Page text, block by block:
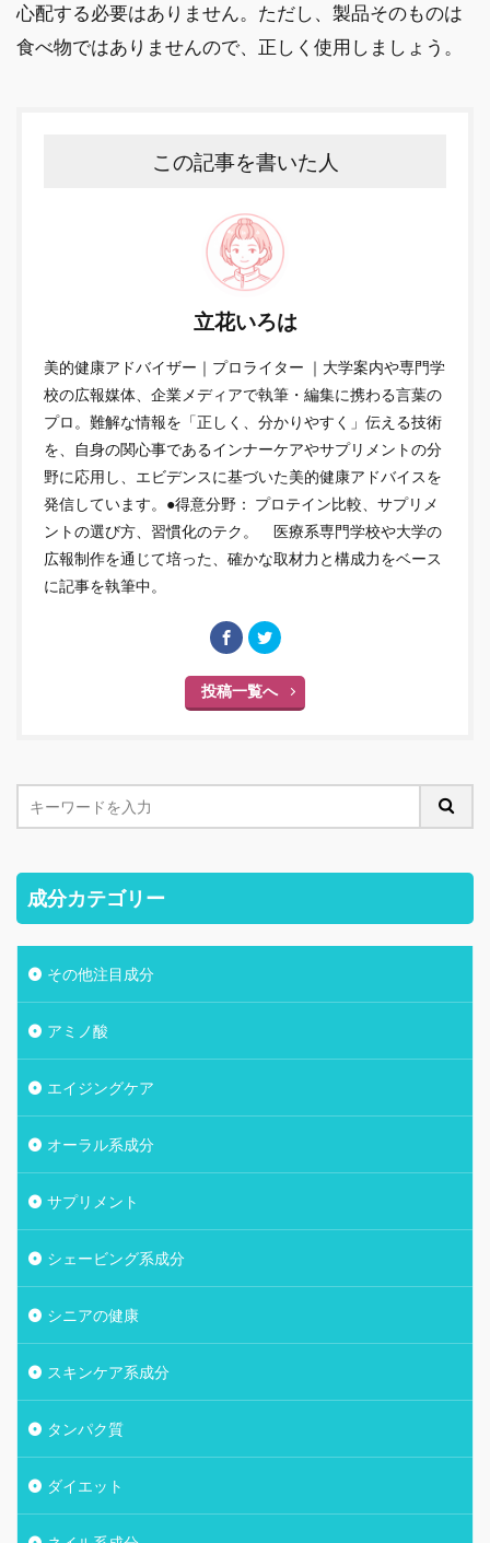
心配する必要はありません。ただし、製品そのものは
食べ物ではありませんので、正しく使用しましょう。
この記事を書いた人
立花いろは
美的健康アドバイザー｜プロライター ｜大学案内や専門学
校の広報媒体、企業メディアで執筆・編集に携わる言葉の
プロ。難解な情報を「正しく、分かりやすく」伝える技術
を、自身の関心事であるインナーケアやサプリメントの分
野に応用し、エビデンスに基づいた美的健康アドバイスを
発信しています。●得意分野： プロテイン比較、サプリメ
ントの選び方、習慣化のテク。 医療系専門学校や大学の
広報制作を通じて培った、確かな取材力と構成力をベース
に記事を執筆中。
投稿一覧へ
成分カテゴリー
その他注目成分
アミノ酸
エイジングケア
オーラル系成分
サプリメント
シェービング系成分
シニアの健康
スキンケア系成分
タンパク質
ダイエット